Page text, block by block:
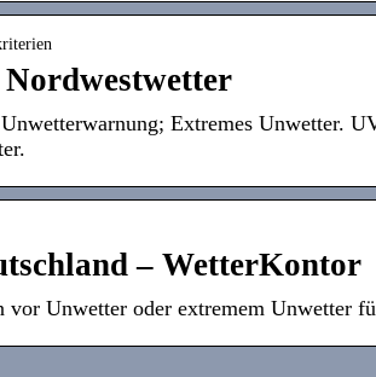
Extremes Unwetter.
– WetterKontor
vor Unwetter oder extremem Unwetter